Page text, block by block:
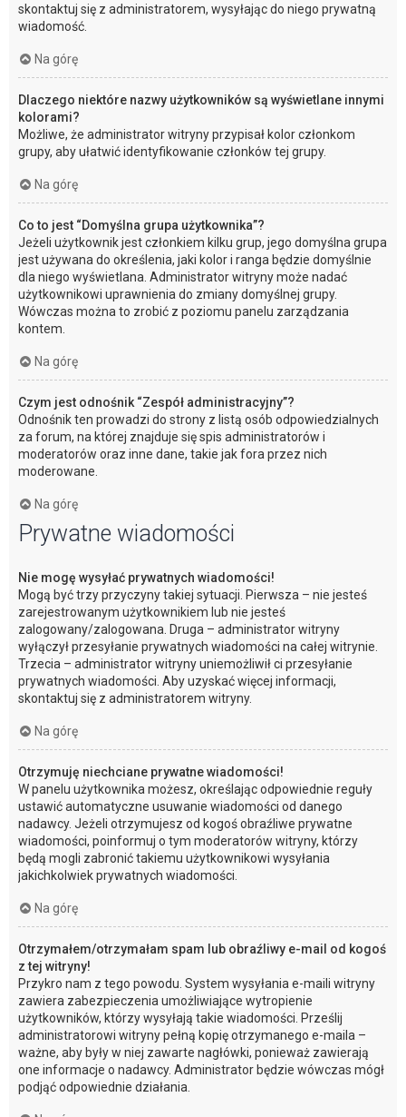
skontaktuj się z administratorem, wysyłając do niego prywatną
wiadomość.
Na górę
Dlaczego niektóre nazwy użytkowników są wyświetlane innymi
kolorami?
Możliwe, że administrator witryny przypisał kolor członkom
grupy, aby ułatwić identyfikowanie członków tej grupy.
Na górę
Co to jest “Domyślna grupa użytkownika”?
Jeżeli użytkownik jest członkiem kilku grup, jego domyślna grupa
jest używana do określenia, jaki kolor i ranga będzie domyślnie
dla niego wyświetlana. Administrator witryny może nadać
użytkownikowi uprawnienia do zmiany domyślnej grupy.
Wówczas można to zrobić z poziomu panelu zarządzania
kontem.
Na górę
Czym jest odnośnik “Zespół administracyjny”?
Odnośnik ten prowadzi do strony z listą osób odpowiedzialnych
za forum, na której znajduje się spis administratorów i
moderatorów oraz inne dane, takie jak fora przez nich
moderowane.
Na górę
Prywatne wiadomości
Nie mogę wysyłać prywatnych wiadomości!
Mogą być trzy przyczyny takiej sytuacji. Pierwsza – nie jesteś
zarejestrowanym użytkownikiem lub nie jesteś
zalogowany/zalogowana. Druga – administrator witryny
wyłączył przesyłanie prywatnych wiadomości na całej witrynie.
Trzecia – administrator witryny uniemożliwił ci przesyłanie
prywatnych wiadomości. Aby uzyskać więcej informacji,
skontaktuj się z administratorem witryny.
Na górę
Otrzymuję niechciane prywatne wiadomości!
W panelu użytkownika możesz, określając odpowiednie reguły
ustawić automatyczne usuwanie wiadomości od danego
nadawcy. Jeżeli otrzymujesz od kogoś obraźliwe prywatne
wiadomości, poinformuj o tym moderatorów witryny, którzy
będą mogli zabronić takiemu użytkownikowi wysyłania
jakichkolwiek prywatnych wiadomości.
Na górę
Otrzymałem/otrzymałam spam lub obraźliwy e-mail od kogoś
z tej witryny!
Przykro nam z tego powodu. System wysyłania e-maili witryny
zawiera zabezpieczenia umożliwiające wytropienie
użytkowników, którzy wysyłają takie wiadomości. Prześlij
administratorowi witryny pełną kopię otrzymanego e-maila –
ważne, aby były w niej zawarte nagłówki, ponieważ zawierają
one informacje o nadawcy. Administrator będzie wówczas mógł
podjąć odpowiednie działania.